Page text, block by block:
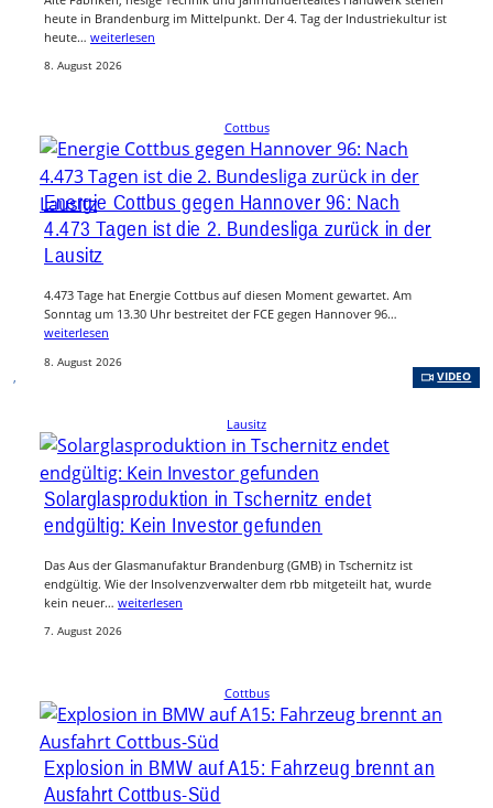
heute in Brandenburg im Mittelpunkt. Der 4. Tag der Industriekultur ist
heute… weiterlesen
8. August 2026
Cottbus
VIDEO
Energie Cottbus gegen Hannover 96: Nach
4.473 Tagen ist die 2. Bundesliga zurück in der
Lausitz
4.473 Tage hat Energie Cottbus auf diesen Moment gewartet. Am
Sonntag um 13.30 Uhr bestreitet der FCE gegen Hannover 96…
weiterlesen
8. August 2026
Lausitz
Solarglasproduktion in Tschernitz endet
endgültig: Kein Investor gefunden
Das Aus der Glasmanufaktur Brandenburg (GMB) in Tschernitz ist
endgültig. Wie der Insolvenzverwalter dem rbb mitgeteilt hat, wurde
kein neuer… weiterlesen
7. August 2026
Cottbus
Explosion in BMW auf A15: Fahrzeug brennt an
Ausfahrt Cottbus-Süd